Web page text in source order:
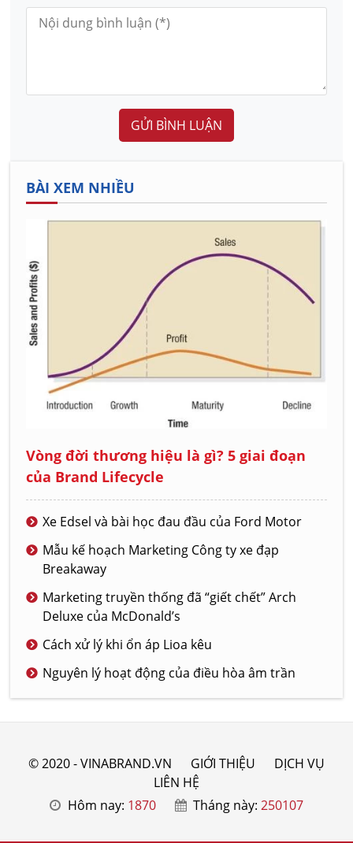
GỬI BÌNH LUẬN
BÀI XEM NHIỀU
Vòng đời thương hiệu là gì? 5 giai đoạn
của Brand Lifecycle
Xe Edsel và bài học đau đầu của Ford Motor
Mẫu kế hoạch Marketing Công ty xe đạp
Breakaway
Marketing truyền thống đã “giết chết” Arch
Deluxe của McDonald’s
Cách xử lý khi ổn áp Lioa kêu
Nguyên lý hoạt động của điều hòa âm trần
© 2020 - VINABRAND.VN GIỚI THIỆU
DỊCH VỤ
LIÊN HỆ
Hôm nay: 1870 Tháng này:250107